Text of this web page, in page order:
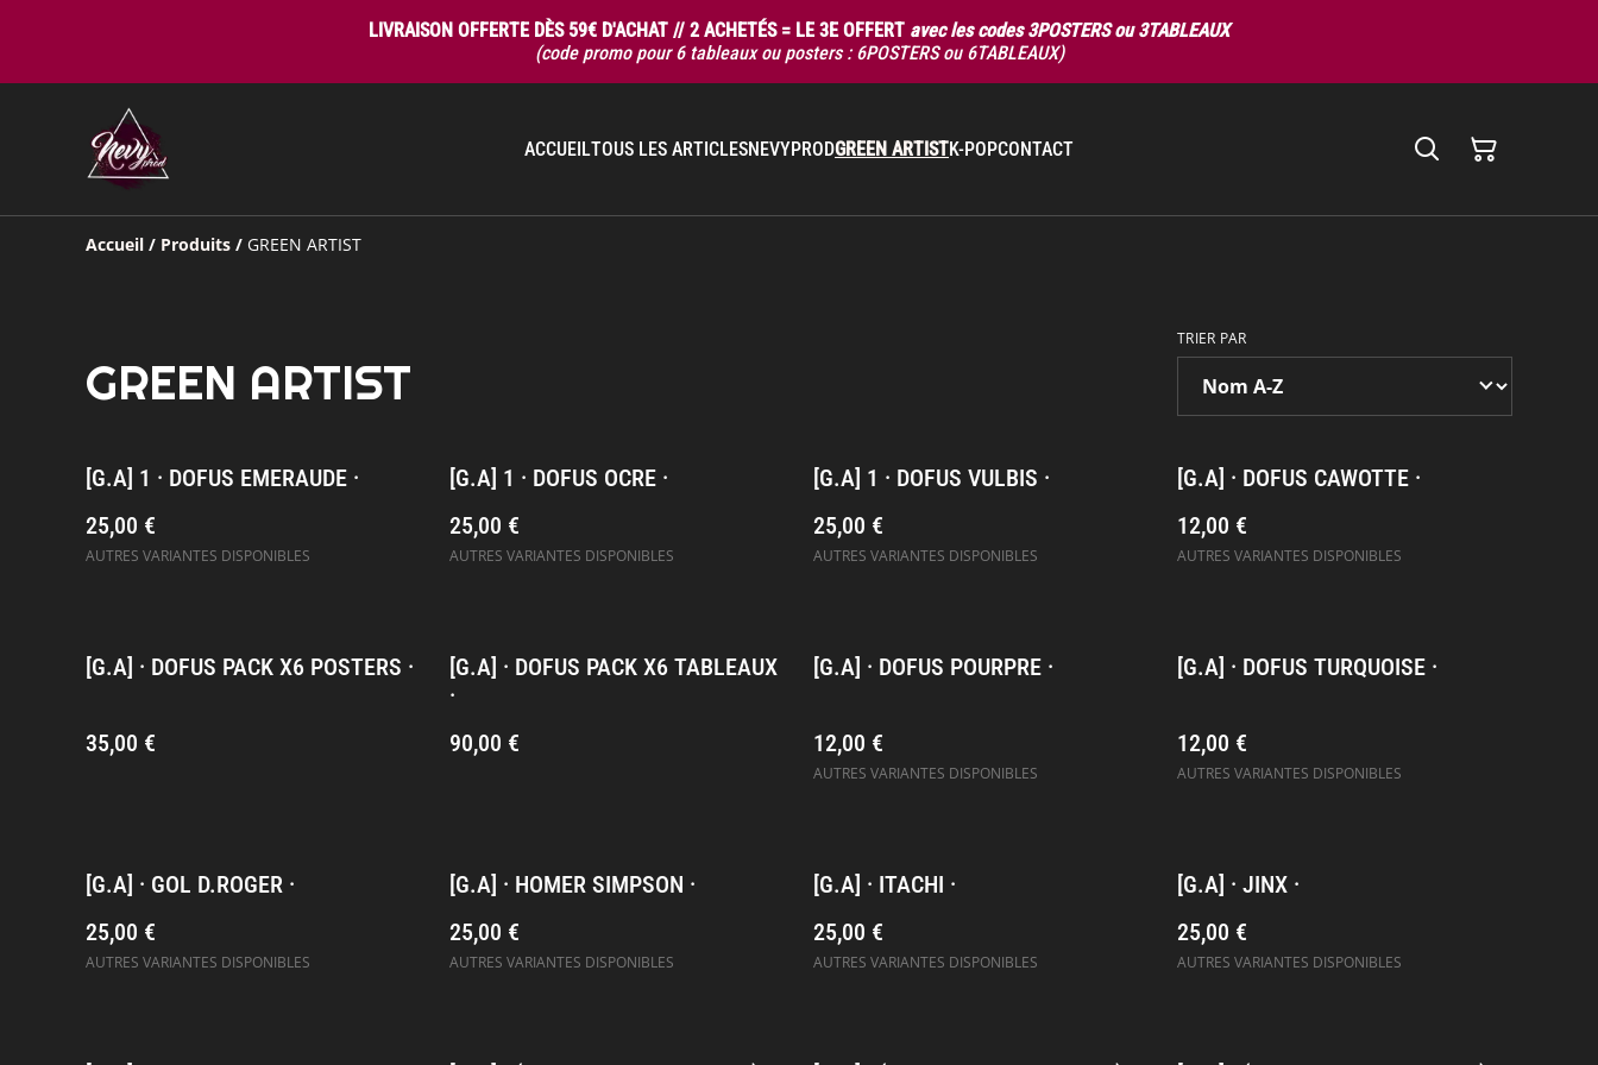
LIVRAISON OFFERTE DÈS 59€ D'ACHAT // 2 ACHETÉS = LE 3E OFFERT avec les codes 3POSTERS ou 3TABLEAUX
(code promo pour 6 tableaux ou posters : 6POSTERS ou 6TABLEAUX)
ACCUEILTOUS LES ARTICLESNEVYPRODGREEN ARTISTK-POPCONTACT
Accueil / Produits / GREEN ARTIST
GREEN ARTIST
TRIER PAR
[G.A] 1 · DOFUS EMERAUDE ·
25,00 €
AUTRES VARIANTES DISPONIBLES
[G.A] 1 · DOFUS OCRE ·
25,00 €
AUTRES VARIANTES DISPONIBLES
[G.A] 1 · DOFUS VULBIS ·
25,00 €
AUTRES VARIANTES DISPONIBLES
[G.A] · DOFUS CAWOTTE ·
12,00 €
AUTRES VARIANTES DISPONIBLES
[G.A] · DOFUS PACK X6 POSTERS ·
35,00 €
[G.A] · DOFUS PACK X6 TABLEAUX
·
90,00 €
[G.A] · DOFUS POURPRE ·
12,00 €
AUTRES VARIANTES DISPONIBLES
[G.A] · DOFUS TURQUOISE ·
12,00 €
AUTRES VARIANTES DISPONIBLES
[G.A] · GOL D.ROGER ·
25,00 €
AUTRES VARIANTES DISPONIBLES
[G.A] · HOMER SIMPSON ·
25,00 €
AUTRES VARIANTES DISPONIBLES
[G.A] · ITACHI ·
25,00 €
AUTRES VARIANTES DISPONIBLES
[G.A] · JINX ·
25,00 €
AUTRES VARIANTES DISPONIBLES